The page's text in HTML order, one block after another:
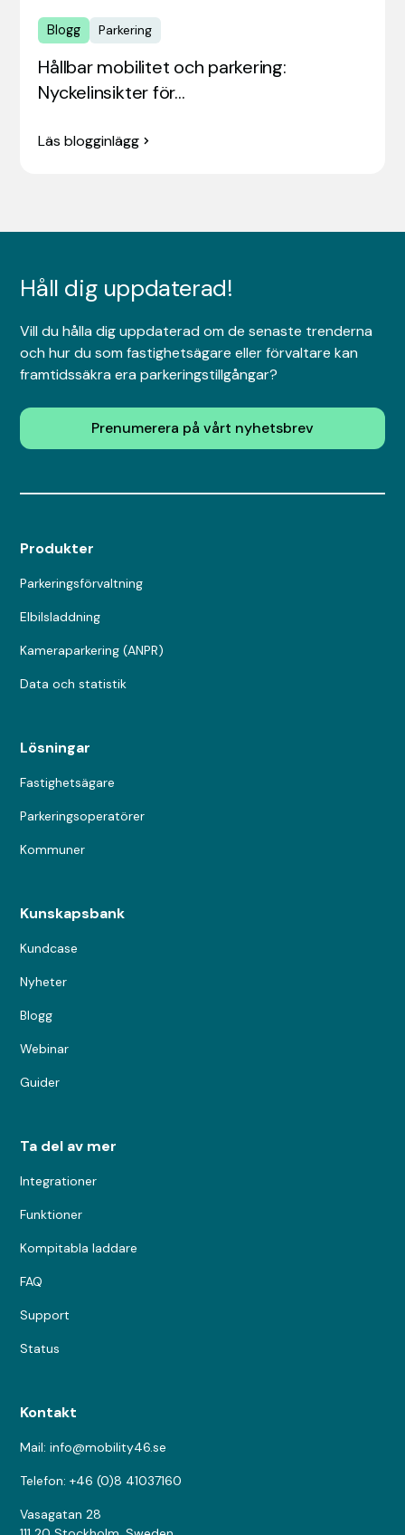
Blogg Parkering
Hållbar mobilitet och parkering:
Nyckelinsikter för…
Läs blogginlägg
Håll dig uppdaterad!
Vill du hålla dig uppdaterad om de senaste trenderna
och hur du som fastighetsägare eller förvaltare kan
framtidssäkra era parkeringstillgångar?
Prenumerera på vårt nyhetsbrev
Produkter
Parkeringsförvaltning
Elbilsladdning
Kameraparkering (ANPR)
Data och statistik
Lösningar
Fastighetsägare
Parkeringsoperatörer
Kommuner
Kunskapsbank
Kundcase
Nyheter
Blogg
Webinar
Guider
Ta del av mer
Integrationer
Funktioner
Kompitabla laddare
FAQ
Support
Status
Kontakt
Mail: info@mobility46.se
Telefon: +46 (0)8 41037160
Vasagatan 28